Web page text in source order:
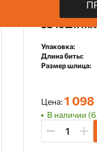
Биты
S2 10шт.
Упаковка:
Длина биты:
Размер шлица:
Цена:1 098
В наличии